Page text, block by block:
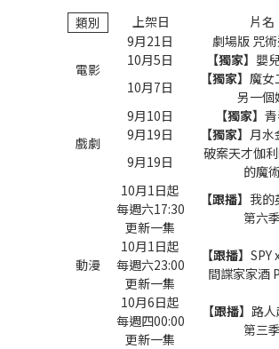
類別 上架日 片名
電影
9月21日
劇場版 咒
10月5日 【獨家】 嬰
10月7日 【獨家】 魔女
另一個
戲劇
9月10日 【獨家】
9月19日 【獨家】 月水
9月19日
破案天才伽
的魔
動漫
10月1日起
每週六17:30
更新一集
【跟播】 我的
第六
10月1日起
每週六23:00
更新一集
【跟播】 SPY
間諜家家酒
10月6日起
每週四00:00
更新一集
【跟播】 路
第三